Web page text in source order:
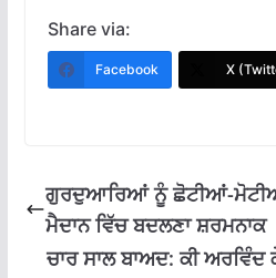
e
b
k
at
s
p
e
gr l
Share via:
Facebook X
ਗੁਰਦੁਆਰਿਆਂ ਨੂੰ ਛੋਟੀਆਂ-
ਮੈਦਾਨ ਵਿੱਚ ਬਦਲਣਾ ਸ਼ਰਮਨਾਕ
ਚਾਰ ਸਾਲ ਬਾਅਦ: ਕੀ ਅਰਵਿੰਦ